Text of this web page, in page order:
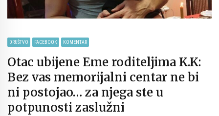
DRUŠTVO FACEBOOK KOMENTAR
Otac ubijene Eme roditeljima K.K:
Bez vas memorijalni centar ne bi
ni postojao… za njega ste u
potpunosti zaslužni